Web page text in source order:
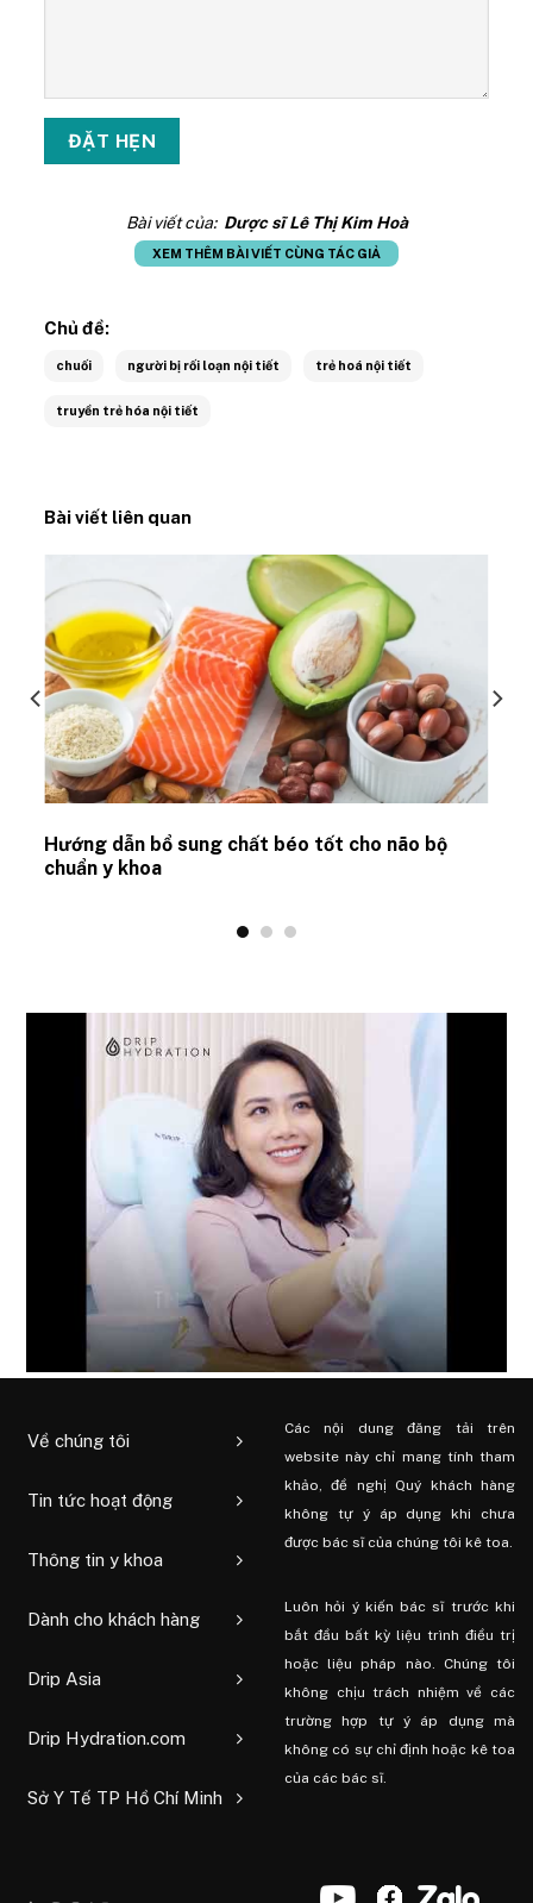
Bài viết của: Dược sĩ Lê Thị Kim Hoà
XEM THÊM BÀI VIẾT CÙNG TÁC GIẢ
Chủ đề:
chuối người bị rối loạn nội tiết trẻ hoá nội tiết
truyền trẻ hóa nội tiết
Bài viết liên quan
Hướng dẫn bổ sung chất béo tốt cho não bộ
chuẩn y khoa
Về chúng tôi
Tin tức hoạt động
Thông tin y khoa
Dành cho khách hàng
Drip Asia
Drip Hydration.com
Sở Y Tế TP Hồ Chí Minh
Các nội dung đăng tải trên
website này chỉ mang tính tham
khảo, đề nghị Quý khách hàng
không tự ý áp dụng khi chưa
được bác sĩ của chúng tôi kê toa.
Luôn hỏi ý kiến ​​bác sĩ trước khi
bắt đầu bất kỳ liệu trình điều trị
hoặc liệu pháp nào. Chúng tôi
không chịu trách nhiệm về các
trường hợp tự ý áp dụng mà
không có sự chỉ định hoặc kê toa
của các bác sĩ.